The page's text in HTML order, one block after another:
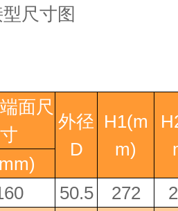
尺寸图
面尺
寸
外径
D
H1(m
m)
50.5 272